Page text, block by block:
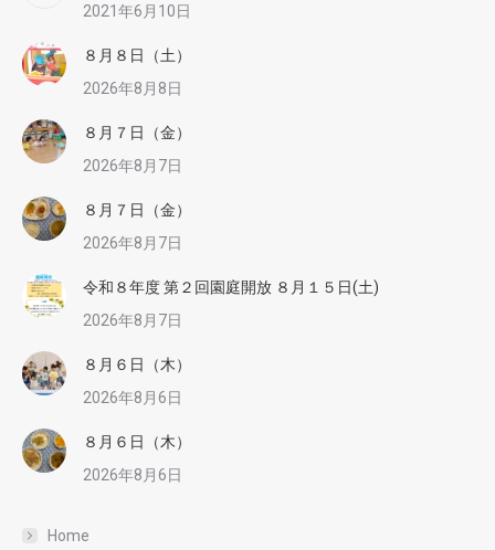
2021年6月10日
８月８日（土）
2026年8月8日
８月７日（金）
2026年8月7日
８月７日（金）
2026年8月7日
令和８年度 第２回園庭開放 ８月１５日(土)
2026年8月7日
８月６日（木）
2026年8月6日
８月６日（木）
2026年8月6日
Home